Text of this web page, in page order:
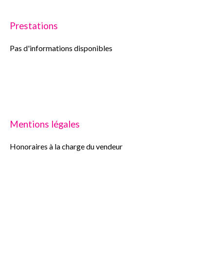
Prestations
Pas d'informations disponibles
Mentions légales
Honoraires à la charge du vendeur